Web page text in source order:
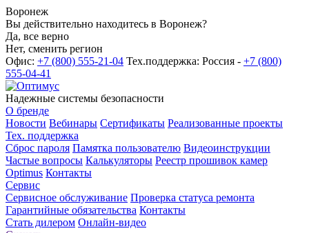
Воронеж
Вы действительно находитесь в Воронеж?
Да, все верно
Нет, сменить регион
Офис: +7 (800) 555-21-04 Тех.поддержка: Россия - +7 (800)
555-04-41
Надежные системы безопасности
О бренде
Новости Вебинары Сертификаты Реализованные проекты
Тех. поддержка
Сброс пароля Памятка пользователю Видеоинструкции
Частые вопросы Калькуляторы Реестр прошивок камер
Optimus Контакты
Сервис
Сервисное обслуживание Проверка статуса ремонта
Гарантийные обязательства Контакты
Стать дилером Онлайн-видео